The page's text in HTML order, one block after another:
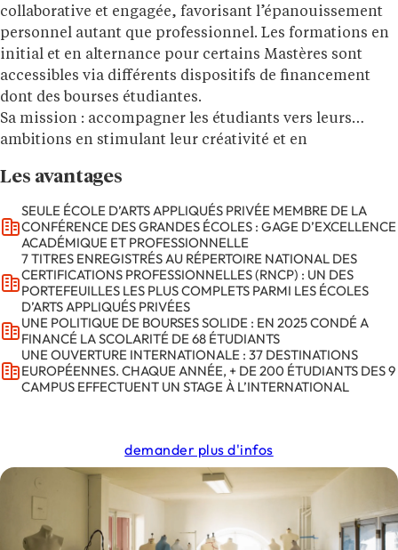
collaborative et engagée, favorisant l’épanouissement
personnel autant que professionnel. Les formations en
initial et en alternance pour certains Mastères sont
accessibles via différents dispositifs de financement
dont des bourses étudiantes.
Sa mission : accompagner les étudiants vers leurs
ambitions en stimulant leur créativité et en
des professionnels accomplis.
Les avantages
SEULE ÉCOLE D’ARTS APPLIQUÉS PRIVÉE MEMBRE DE LA
CONFÉRENCE DES GRANDES ÉCOLES : GAGE D’EXCELLENCE
ACADÉMIQUE ET PROFESSIONNELLE
7 TITRES ENREGISTRÉS AU RÉPERTOIRE NATIONAL DES
CERTIFICATIONS PROFESSIONNELLES (RNCP) : UN DES
PORTEFEUILLES LES PLUS COMPLETS PARMI LES ÉCOLES
D’ARTS APPLIQUÉS PRIVÉES
UNE POLITIQUE DE BOURSES SOLIDE : EN 2025 CONDÉ A
FINANCÉ LA SCOLARITÉ DE 68 ÉTUDIANTS
UNE OUVERTURE INTERNATIONALE : 37 DESTINATIONS
EUROPÉENNES. CHAQUE ANNÉE, + DE 200 ÉTUDIANTS DES 9
CAMPUS EFFECTUENT UN STAGE À L’INTERNATIONAL
demander plus d'infos